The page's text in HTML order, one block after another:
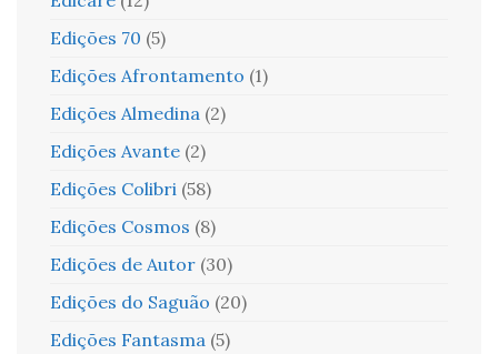
Edições 70 (5)
Edições Afrontamento (1)
Edições Almedina (2)
Edições Avante (2)
Edições Colibri (58)
Edições Cosmos (8)
Edições de Autor (30)
Edições do Saguão (20)
Edições Fantasma (5)